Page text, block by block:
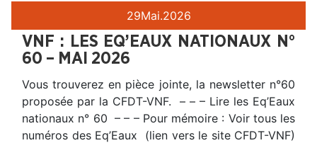
29Mai.2026
VNF : LES EQ’EAUX NATIONAUX N°
60 – MAI 2026
Vous trouverez en pièce jointe, la newsletter n°60
proposée par la CFDT-VNF. – – – Lire les Eq’Eaux
nationaux n° 60 – – – Pour mémoire : Voir tous les
numéros des Eq’Eaux (lien vers le site CFDT-VNF)